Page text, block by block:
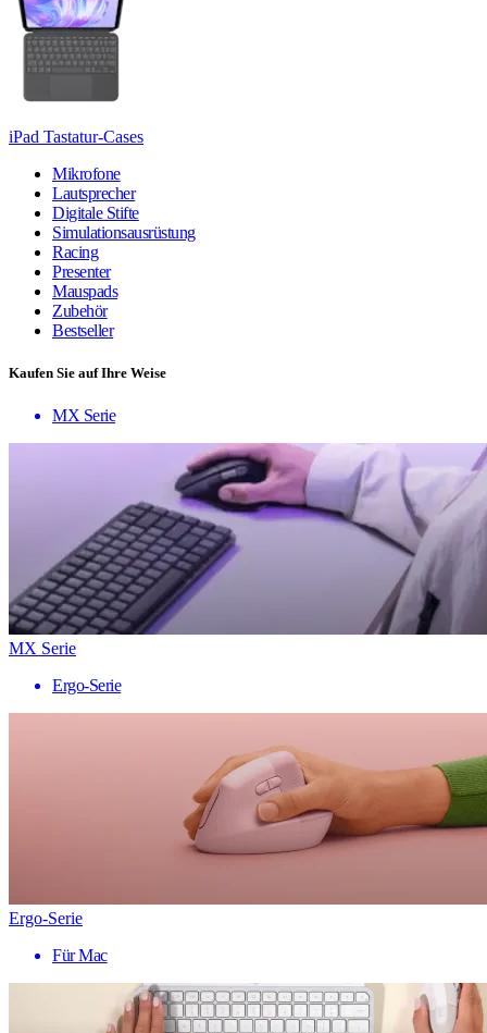
iPad Tastatur-Cases
Mikrofone
Lautsprecher
Digitale Stifte
Simulationsausrüstung
Racing
Presenter
Mauspads
Zubehör
Bestseller
Kaufen Sie auf Ihre Weise
MX Serie
MX Serie
Ergo-Serie
Ergo-Serie
Für Mac